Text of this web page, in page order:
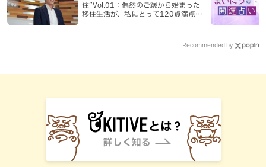
住”Vol.01：偶然のご縁から始まった
移住生活が、私にとって120点満点に
Recommended by